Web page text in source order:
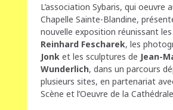
L’association Sybaris, qui oeuvre
Chapelle Sainte-Blandine,
nouvelle exposition réunissant
Reinhard Fescharek, les
Jonk et les sculptures de Jean-
Wunderlich, dans un parcours
plusieurs sites, en partenariat
Scène et l’Oeuvre de la